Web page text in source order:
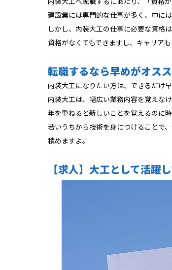
建設業には専門的な仕事が多く、中に
しかし、内装大工の仕事に必要な資格は
資格がなくてもできますし、キャリア
転職するなら早めがオス
内装大工になりたい方は、できるだけ
内装大工は、幅広い業務内容を覚えなけ
年を重ねると新しいことを覚えるのに
若いうちから技術を身につけることで
積めますよ。
【求人】大工として活躍